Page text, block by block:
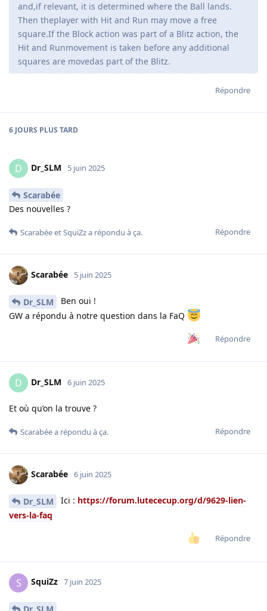
and,if relevant, it is determined where the Ball lands.
Then theplayer with Hit and Run may move a free
square.If the Block action was part of a Blitz action, the
Hit and Runmovement is taken before any additional
squares are movedas part of the Blitz.
Répondre
6 JOURS PLUS TARD
D Dr_SLM 5 juin 2025
Scarabée
Des nouvelles ?
Répondre
ScarabéeetSquiZza répondu à ça.
Scarabée 5 juin 2025
Dr_SLM
Ben oui !
GW a répondu à notre question dans la FaQ
Répondre
D Dr_SLM 6 juin 2025
Et où qu’on la trouve ?
Répondre
Scarabéea répondu à ça.
Scarabée 6 juin 2025
Dr_SLM Ici : https://forum.lutececup.org/d/9629-lien-
vers-la-faq
Répondre
S SquiZz 7 juin 2025